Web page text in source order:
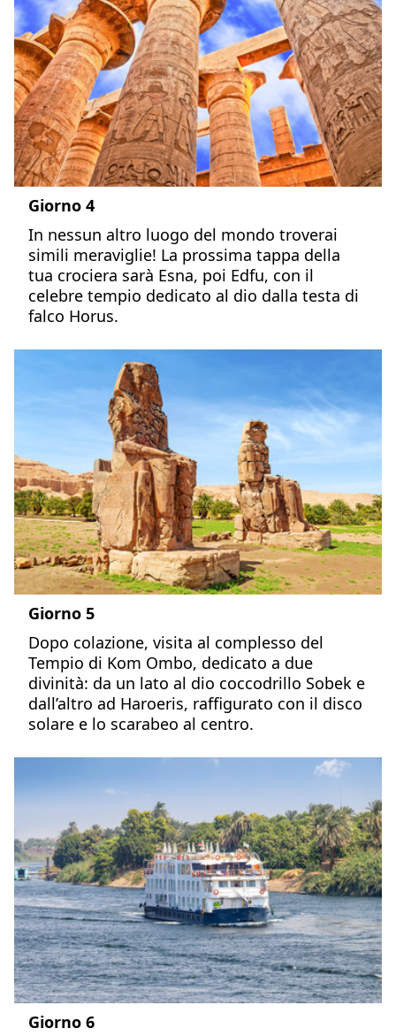
Giorno 4
In nessun altro luogo del mondo troverai
simili meraviglie! La prossima tappa della
tua crociera sarà Esna, poi Edfu, con il
celebre tempio dedicato al dio dalla testa di
falco Horus.
Giorno 5
Dopo colazione, visita al complesso del
Tempio di Kom Ombo, dedicato a due
divinità: da un lato al dio coccodrillo Sobek e
dall’altro ad Haroeris, raffigurato con il disco
solare e lo scarabeo al centro.
Giorno 6